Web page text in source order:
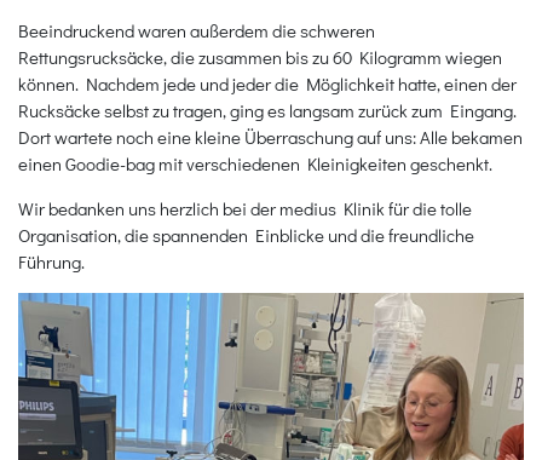
Beeindruckend waren außerdem die schweren
Rettungsrucksäcke, die zusammen bis zu 60 Kilogramm wiegen
können. Nachdem jede und jeder die Möglichkeit hatte, einen der
Rucksäcke selbst zu tragen, ging es langsam zurück zum Eingang.
Dort wartete noch eine kleine Überraschung auf uns: Alle bekamen
einen Goodie-bag mit verschiedenen Kleinigkeiten geschenkt.
Wir bedanken uns herzlich bei der medius Klinik für die tolle
Organisation, die spannenden Einblicke und die freundliche
Führung.